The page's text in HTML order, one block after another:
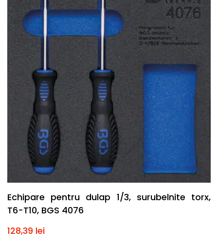
Echipare pentru dulap 1/3, surubelnite torx,
T6-T10, BGS 4076
128,39 lei